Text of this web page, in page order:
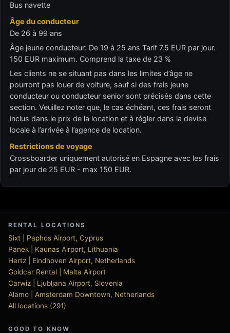
Bus navette
Âge du conducteur
De 26 à 99 ans
Âge jeune conducteur: De 19 à 25 ans Tarif 7.5 EUR par jour.
150 EUR maximum. Comprend la taxe de 23 %
Les clients ne se situant pas dans les limites d’âge ne
pourront pas louer de voiture, sauf si des frais jeune
conducteur ou conducteur senior sont précisés dans cette
section. Veuillez noter que, le cas échéant, ces frais seront
inclus dans le prix de la location et à régler dans la devise
locale à l’arrivée à l’agence de location.
Restrictions de voyage
Crossboarder uniquement autorisé en Espagne avec les frais
par jour de 25 EUR - max 150 EUR.
RENTAL LOCATIONS
Sixt | Paphos Airport, Cyprus
Panek | Kaunas Airport, Lithuania
Hertz | Eindhoven Airport, Netherlands
Goldcar Rental | Malta Airport
Carwiz | Ljubljana Airport, Slovenia
Alamo | Amsterdam Downtown, Netherlands
All locations (291)
GOOD TO KNOW